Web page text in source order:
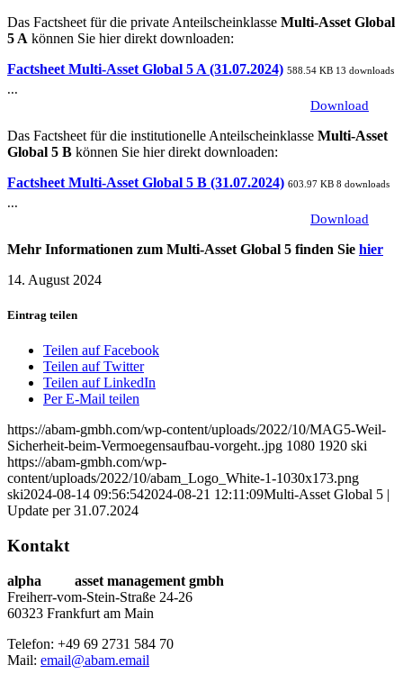
Das Factsheet für die private Anteilscheinklasse Multi-Asset Global
5 A können Sie hier direkt downloaden:
Factsheet Multi-Asset Global 5 A (31.07.2024) 588.54 KB 13 downloads
...
Download
Das Factsheet für die institutionelle Anteilscheinklasse Multi-Asset
Global 5 B können Sie hier direkt downloaden:
Factsheet Multi-Asset Global 5 B (31.07.2024) 603.97 KB 8 downloads
...
Download
Mehr Informationen zum Multi-Asset Global 5 finden Sie hier
14. August 2024
Eintrag teilen
Teilen auf Facebook
Teilen auf Twitter
Teilen auf LinkedIn
Per E-Mail teilen
https://abam-gmbh.com/wp-content/uploads/2022/10/MAG5-Weil-
Sicherheit-beim-Vermoegensaufbau-vorgeht..jpg 1080 1920 ski
https://abam-gmbh.com/wp-
content/uploads/2022/10/abam_Logo_White-1-1030x173.png
ski2024-08-14 09:56:542024-08-21 12:11:09Multi-Asset Global 5 |
Update per 31.07.2024
Kontakt
alpha
asset management gmbh
Freiherr-vom-Stein-Straße 24-26
60323 Frankfurt am Main
Telefon: +49 69 2731 584 70
Mail: email@abam.email